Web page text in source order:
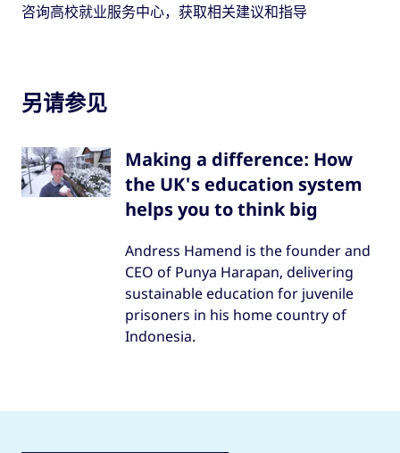
咨询高校就业服务中心，获取相关建议和指导
另请参见
Making a difference: How
the UK's education system
helps you to think big
Andress Hamend is the founder and
CEO of Punya Harapan, delivering
sustainable education for juvenile
prisoners in his home country of
Indonesia.